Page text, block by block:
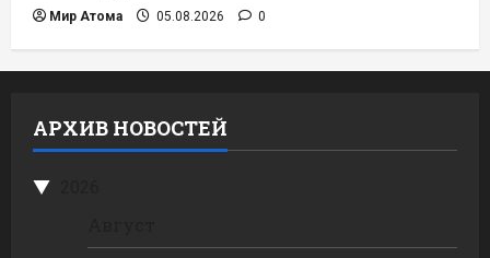
Мир Атома 05.08.2026 0
АРХИВ НОВОСТЕЙ